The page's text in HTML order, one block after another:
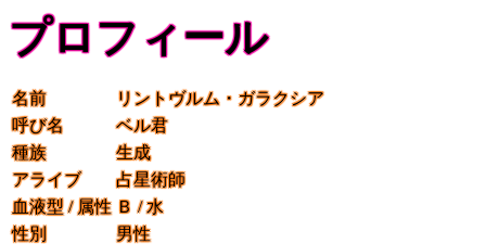
プロフィール
名前
リントヴルム・ガラクシア
呼び名
ベル君
種族
生成
アライブ
占星術師
血液型 / 属性 Ｂ / 水
性別
男性